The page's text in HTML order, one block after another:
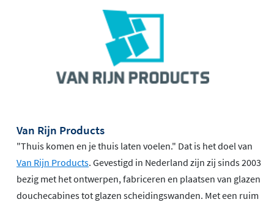
Van Rijn Products
"Thuis komen en je thuis laten voelen." Dat is het doel van
Van Rijn Products. Gevestigd in Nederland zijn zij sinds 2003
bezig met het ontwerpen, fabriceren en plaatsen van glazen
douchecabines tot glazen scheidingswanden. Met een ruim